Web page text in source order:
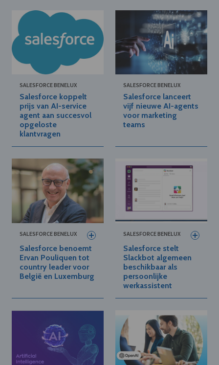
SALESFORCE BENELUX
Salesforce koppelt
prijs van AI-service
agent aan succesvol
opgeloste
klantvragen
SALESFORCE BENELUX
Salesforce lanceert
vijf nieuwe AI-agents
voor marketing
teams
SALESFORCE BENELUX
Salesforce benoemt
Ervan Pouliquen tot
country leader voor
België en Luxemburg
SALESFORCE BENELUX
Salesforce stelt
Slackbot algemeen
beschikbaar als
persoonlijke
werkassistent